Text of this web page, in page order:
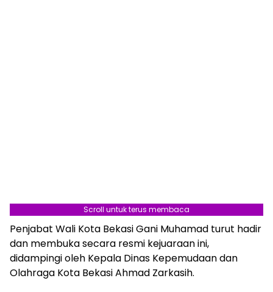
Scroll untuk terus membaca
Penjabat Wali Kota Bekasi Gani Muhamad turut hadir
dan membuka secara resmi kejuaraan ini,
didampingi oleh Kepala Dinas Kepemudaan dan
Olahraga Kota Bekasi Ahmad Zarkasih.